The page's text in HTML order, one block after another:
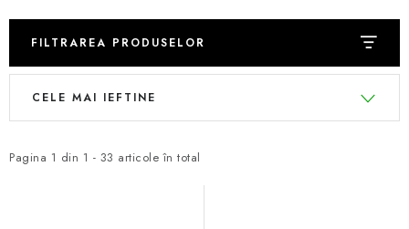
FILTRAREA PRODUSELOR
L
t
Pagina 1 din 1 - 33 articole în total
S
e
CELE MAI IEFTINE